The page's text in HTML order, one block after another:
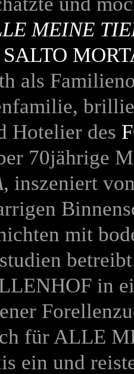
MEINE
SALTO
als
Hotelier des
70jährige
, inszeniert
mit
in
fürALLE
ein und